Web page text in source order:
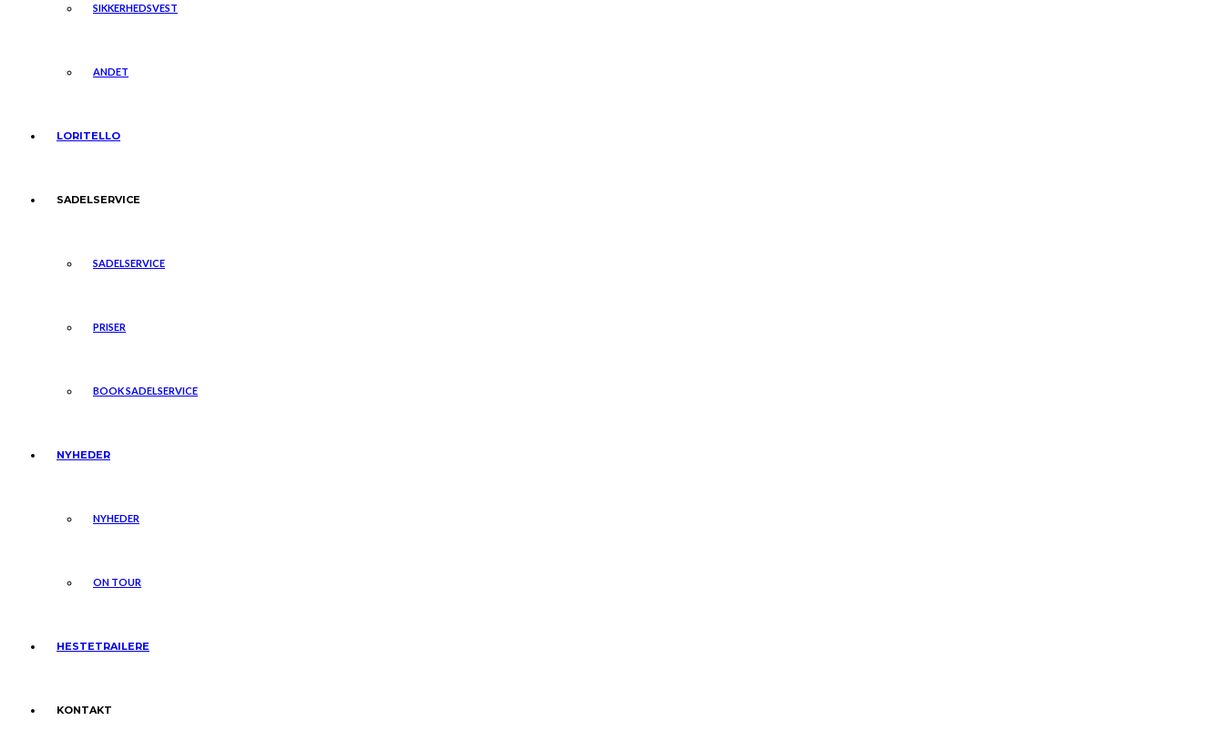
SIKKERHEDSVEST
ANDET
LORITELLO
SADELSERVICE
SADELSERVICE
PRISER
BOOK SADELSERVICE
NYHEDER
NYHEDER
ON TOUR
HESTETRAILERE
KONTAKT